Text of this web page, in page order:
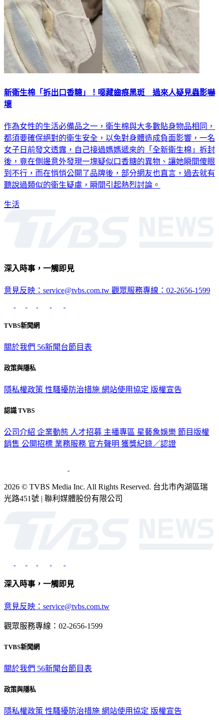
新衛生棉「拆出口香糖」！噁藏齒痕黑斑 過來人疑見蟲影嚇
壞
作為女性的生活必備品之一，衛生棉與大多數貼身物品相同，
都須要確保絕對的衛生安全，以免對身體造成負面影響，一名
女子日前發文透露，自己接過媽媽遞來的「全新衛生棉」拆封
後，竟在側邊意外發現一塊疑似口香糖的異物、讓她瞬間傻眼
到不行，而在悄悄公開了品牌後，部分網友也直言，過去就有
聽說過類似的衛生疑慮，瞬間引起熱烈討論。
生活
深入時事，一觸即見
意見反映：service@tvbs.com.tw 觀眾服務專線：02-2656-1599
TVBS新聞網
關於我們 56新聞台節目表
政策與隱私
隱私權政策 性騷擾防治措施 網站使用協定 版權宣告
認識 TVBS
公司介紹 企業動態 人才招募 主播專區 星藝象娛樂 節目版權
銷售 公開招標 業務服務 官方聲明 獲獎紀錄／認證
2026 © TVBS Media Inc. All Rights Reserved. 台北市內湖區瑞
光路451號 | 聯利媒體股份有限公司
深入時事，一觸即見
意見反映：service@tvbs.com.tw
觀眾服務專線：02-2656-1599
TVBS新聞網
關於我們 56新聞台節目表
政策與隱私
隱私權政策 性騷擾防治措施 網站使用協定 版權宣告